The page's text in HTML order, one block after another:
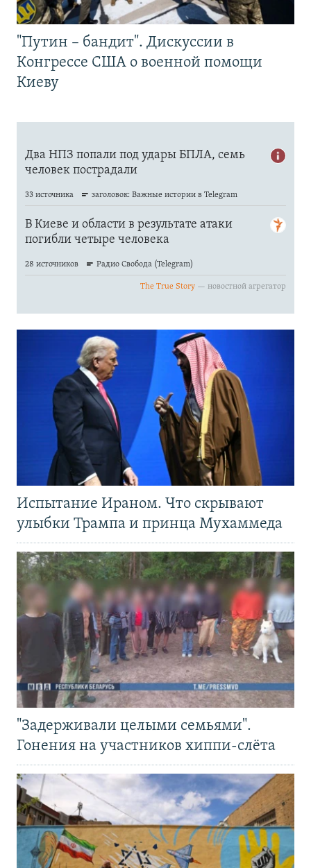
"Путин – бандит". Дискуссии в
Конгрессе США о военной помощи
Киеву
Испытание Ираном. Что скрывают
улыбки Трампа и принца Мухаммеда
"Задерживали целыми семьями".
Гонения на участников хиппи-слёта